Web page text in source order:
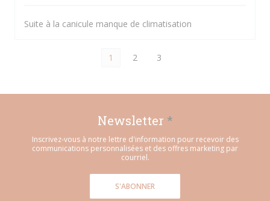
Suite à la canicule manque de climatisation
1 2 3
Newsletter *
Inscrivez-vous à notre lettre d'information pour recevoir des
communications personnalisées et des offres marketing par
courriel.
S'ABONNER